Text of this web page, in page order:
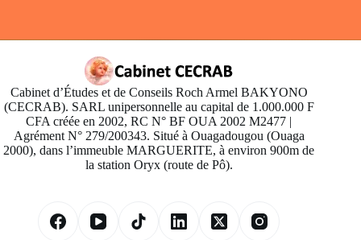
Cabinet d’Études et de Conseils Roch Armel BAKYONO
(CECRAB). SARL unipersonnelle au capital de 1.000.000 F
CFA créée en 2002, RC N° BF OUA 2002 M2477 |
Agrément N° 279/200343. Situé à Ouagadougou (Ouaga
2000), dans l’immeuble MARGUERITE, à environ 900m de
la station Oryx (route de Pô).